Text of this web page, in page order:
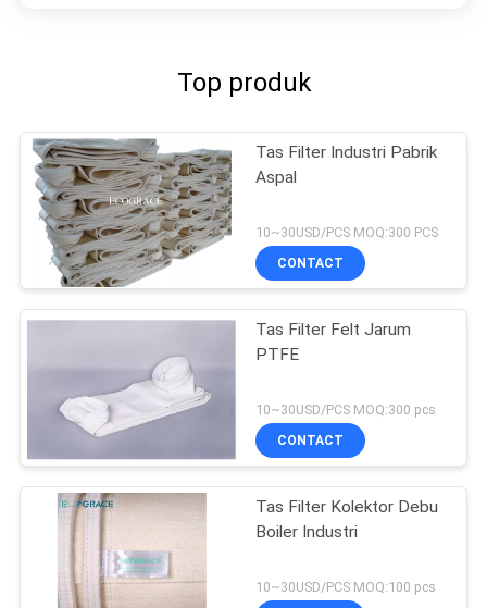
Top produk
Tas Filter Industri Pabrik
Aspal
10~30USD/PCS MOQ:300 PCS
CONTACT
Tas Filter Felt Jarum
PTFE
10~30USD/PCS MOQ:300 pcs
CONTACT
Tas Filter Kolektor Debu
Boiler Industri
10~30USD/PCS MOQ:100 pcs